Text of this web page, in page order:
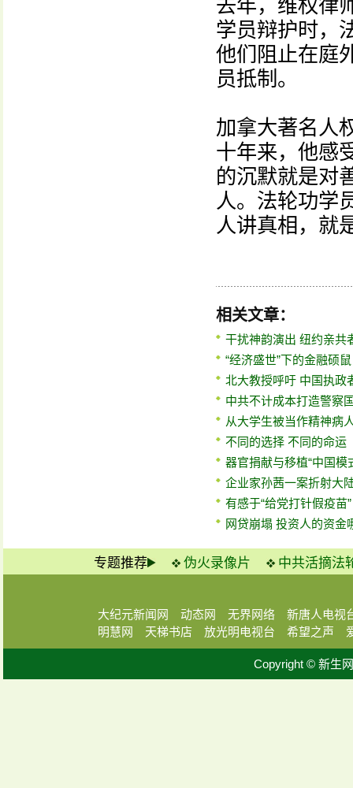
去年，维权律
学员辩护时，
他们阻止在庭
员抵制。
加拿大著名人
十年来，他感
的沉默就是对
人。法轮功学
人讲真相，就
相关文章：
干扰神韵演出 纽约亲共
“经济盛世”下的金融硕鼠
北大教授呼吁 中国执政
中共不计成本打造警察
从大学生被当作精神病
不同的选择 不同的命运
器官捐献与移植“中国模
企业家孙茜一案折射大
有感于“给党打针假疫苗”
网贷崩塌 投资人的资金
专题推荐 伪火录像片 中共活摘法
大纪元新闻网 动态网 无界网络
新唐人电视
明慧网
天梯书店 放光明电视台 希望之声
Copyright © 新生